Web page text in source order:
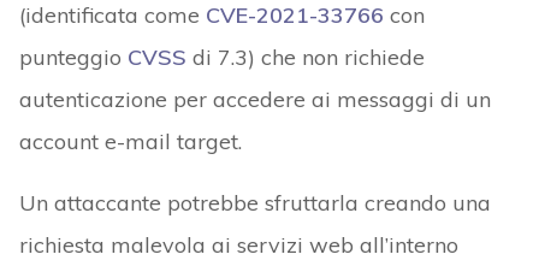
(identificata come CVE-2021-33766 con
punteggio CVSS di 7.3) che non richiede
autenticazione per accedere ai messaggi di un
account e-mail target.
Un attaccante potrebbe sfruttarla creando una
richiesta malevola ai servizi web all’interno